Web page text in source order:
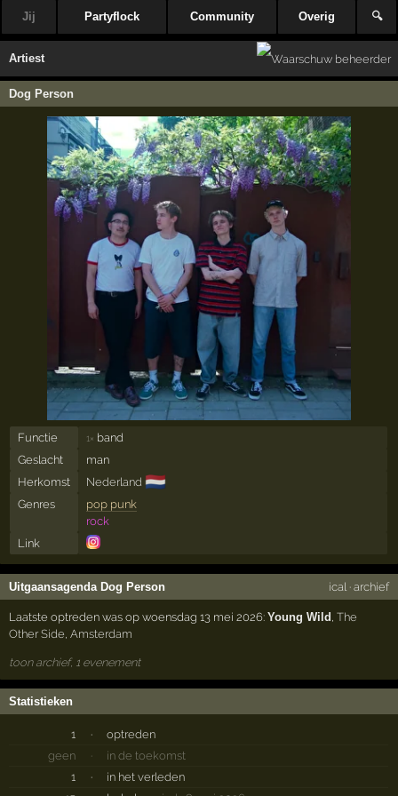
Jij Partyflock Community Overig 🔍
Artiest
Dog Person
Functie 1× band
Geslacht
man
Herkomst
Nederland 🇳🇱
Genres
pop punk
rock
Link
Uitgaansagenda Dog Person ical · archief
Laatste optreden was op woensdag 13 mei 2026:Young Wild ,The
Other Side ,Amsterdam
toon archief, 1 evenement
Statistieken
1 ·
optreden
geen
·
in de toekomst
1
·
in het verleden